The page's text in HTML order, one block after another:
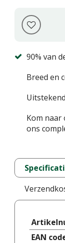
90% van
Breed en
Kom naar
ons
EAN